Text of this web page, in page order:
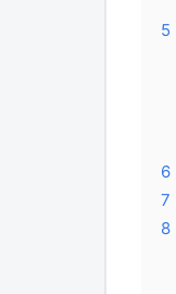
5
6
7
8